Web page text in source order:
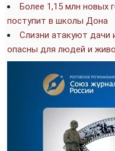
Более 1,15 млн новых
поступит в школы Дона
Слизни атакуют дачи
опасны для людей и